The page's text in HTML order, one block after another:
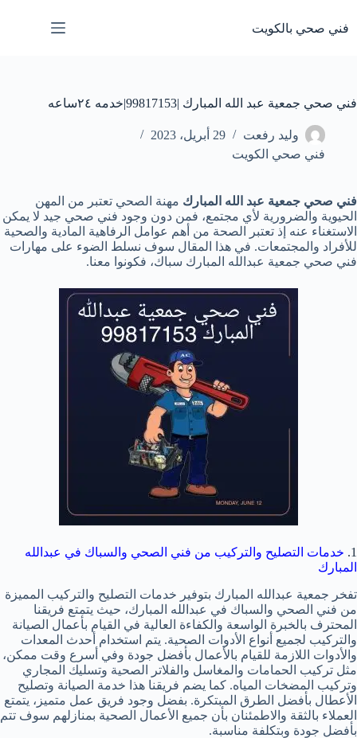
إلى
المحتوى
فني صحي بالكويت
فني صحي جمعية عبد الله المبارك |99817153|خدمه ٢٤ساعه
وليد رفعت
29 أبريل، 2023
فني صحي الكويت
فني صحي جمعية عبد الله المبارك مهنة الصحي تعتبر من المهن
الحيوية والضرورية لأي مجتمع، فمن دون وجود فني صحي جيد لا يمكن
الاستغناء عنه إذ تعتبر الصحة من أهم عوامل الرفاهية المادية والصحية
للأفراد والمجتمعات. في هذا المقال سوف نسلط الضوء على مهارات
فني صحي جمعية عبدالله المبارك سباك، فكونوا معنا.
1. خدمات التصليح والتركيب من فني الصحي والسباك في عبدالله
المبارك
تفخر جمعية عبدالله المبارك بتوفير خدمات التصليح والتركيب المميزة
من فني الصحي والسباك في عبدالله المبارك، حيث يتمتع فريقنا
المحترف بالخبرة الواسعة والكفاءة العالية في القيام بأعمال الصيانة
والتركيب لجميع أنواع الأدوات الصحية. يتم استخدام أحدث المعدات
والأدوات اللازمة للقيام بالأعمال بأفضل جودة وفي أسرع وقت ممكن،
مثل تركيب الحمامات والمغاسل والفلاتر الصحية وتسليك المجاري
وتركيب المضخات المياه. كما يضم فريقنا هذا خدمة الصيانة وتصليح
الأعطال بأفضل الطرق المبتكرة. بفضل وجود فريق عمل متميز، يتمتع
العملاء بالثقة والاطمئنان بأن جميع الأعمال الصحية بمنازلهم سوف تتم
بأفضل جودة وبتكلفة مناسبة.